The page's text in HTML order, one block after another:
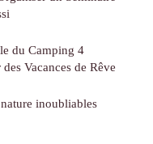
du Camping 4
Vacances de Rêve
inoubliables